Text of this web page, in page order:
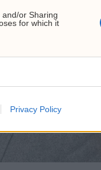
or Sharing
for which it
Privacy Policy